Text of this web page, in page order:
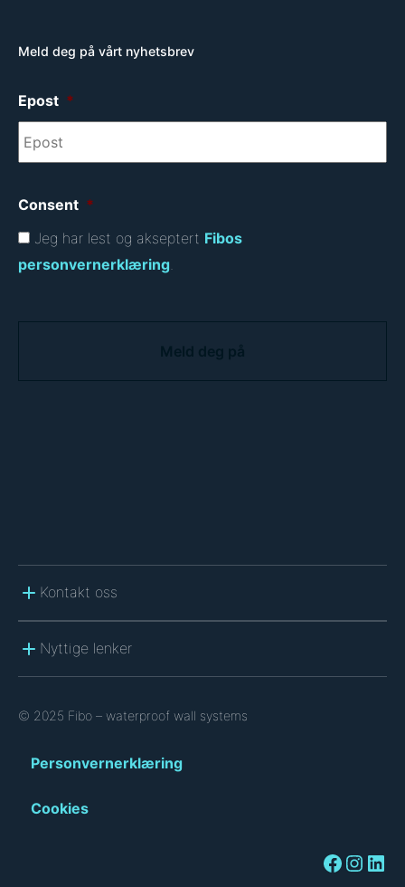
Meld deg på vårt nyhetsbrev
Epost *
Consent *
Jeg har lest og akseptert Fibos
personvernerklæring
Kontakt oss
Nyttige lenker
© 2025 Fibo – waterproof wall systems
Personvernerklæring
Cookies
Facebook Instagram LinkedIn